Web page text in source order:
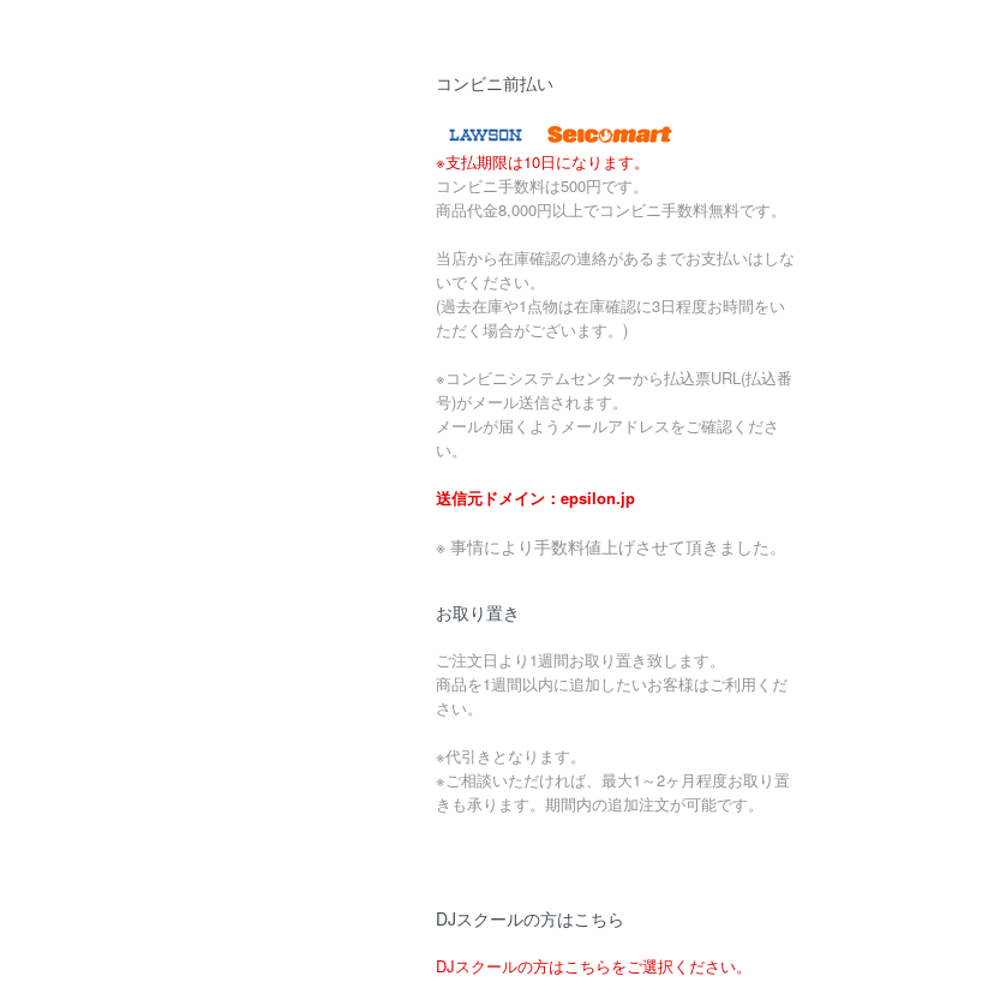
コンビニ前払い
※支払期限は10日になります。
コンビニ手数料は500円です。
商品代金8,000円以上でコンビニ手数料無料です。
当店から在庫確認の連絡があるまでお支払いはしな
いでください。
(過去在庫や1点物は在庫確認に3日程度お時間をい
ただく場合がございます。)
※コンビニシステムセンターから払込票URL(払込番
号)がメール送信されます。
メールが届くようメールアドレスをご確認くださ
い。
送信元ドメイン：epsilon.jp
※ 事情により手数料値上げさせて頂きました。
お取り置き
ご注文日より1週間お取り置き致します。
商品を1週間以内に追加したいお客様はご利用くだ
さい。
※代引きとなります。
※ご相談いただければ、最大1～2ヶ月程度お取り置
きも承ります。期間内の追加注文が可能です。
DJスクールの方はこちら
DJスクールの方はこちらをご選択ください。